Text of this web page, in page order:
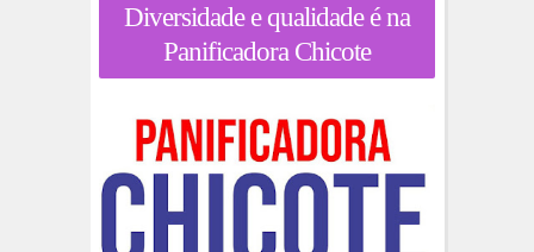
Diversidade e qualidade é na
Panificadora Chicote